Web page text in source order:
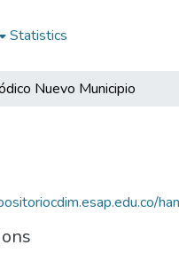
Statistics
Nuevo Municipio